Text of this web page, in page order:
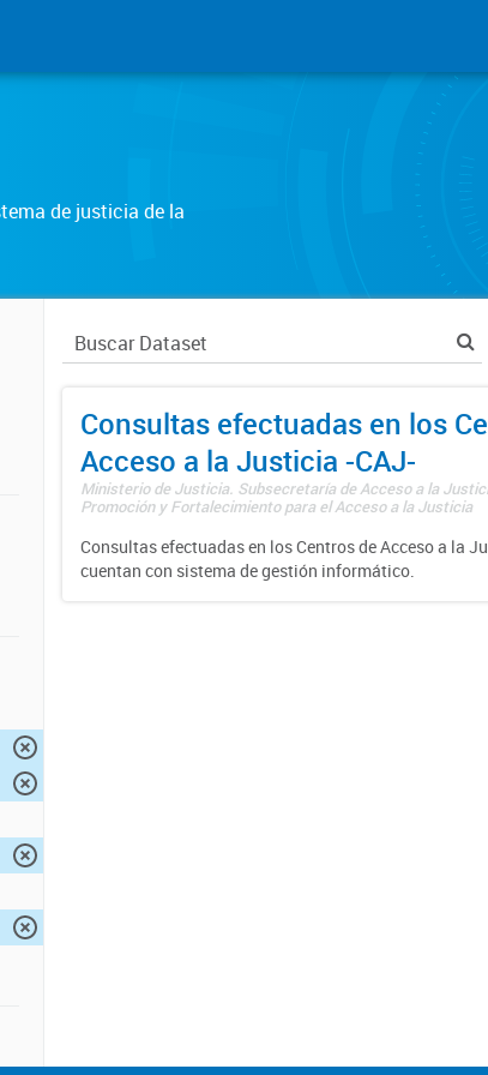
de justicia de la
Consultas efectuadas en los
Acceso a la Justicia -CAJ-
Ministerio de Justicia. Subsecretaría de Acceso a la
Promoción y Fortalecimiento para el Acceso a la Justicia
Consultas efectuadas en los Centros de Acceso a la
cuentan con sistema de gestión informático.